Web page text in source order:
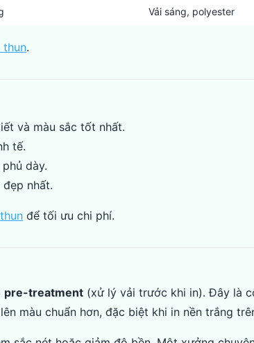
Vải sáng, polyester
thun.
và màu sắc tốt nhất.
tế.
dày.
nhất.
để tối ưu chi phí.
pre-treatment (xử lý vải trước khi in). Đây là
màu chuẩn hơn, đặc biệt khi in nền trắng